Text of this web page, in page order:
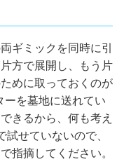
ギミックを同時に引
方で展開し、もう片
めに取っておくのが
ーを墓地に送れてい
きるから、何も考え
せていないので、
指摘してください。